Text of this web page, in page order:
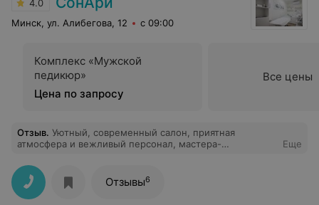
4.0
Минск, ул. Алибегова, 12 с 09:00
Комплекс «Мужской
педикюр»
Цена по запросу
Все цены
Отзыв. Уютный, современный салон, приятная
атмосфера и вежливый персонал, мастера-
уровне! Спасибо!
Еще
Отзывы6